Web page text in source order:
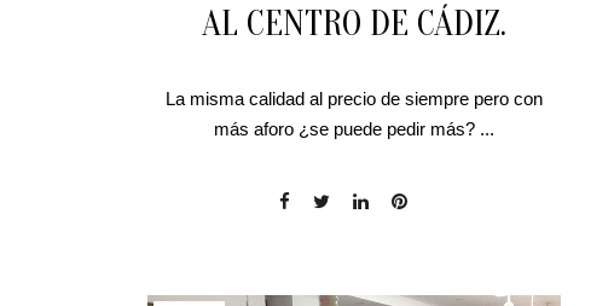
AL CENTRO DE CÁDIZ.
La misma calidad al precio de siempre pero con
más aforo ¿se puede pedir más? ...